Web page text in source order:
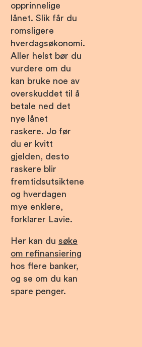
opprinnelige
lånet. Slik får du
romsligere
hverdagsøkonomi.
Aller helst bør du
vurdere om du
kan bruke noe av
overskuddet til å
betale ned det
nye lånet
raskere. Jo før
du er kvitt
gjelden, desto
raskere blir
fremtidsutsiktene
og hverdagen
mye enklere,
forklarer Lavie.
Her kan du søke
om refinansiering
hos flere banker,
og se om du kan
spare penger.